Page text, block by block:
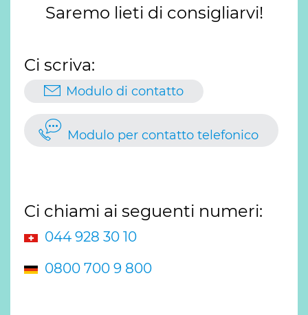
Saremo lieti di consigliarvi!
Ci scriva:
Modulo di contatto
Modulo per contatto telefonico
Ci chiami ai seguenti numeri:
044 928 30 10
0800 700 9 800